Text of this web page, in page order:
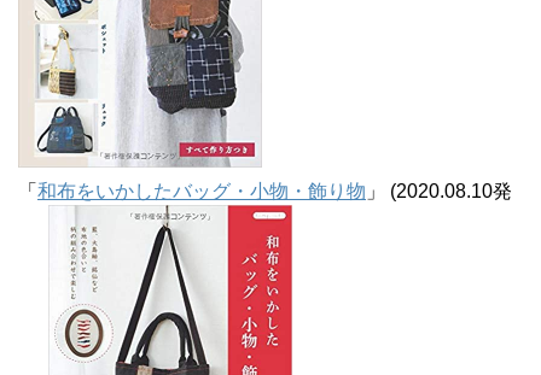
「 和布をいかしたバッグ・小物・飾り物 」 (2020.08.10発